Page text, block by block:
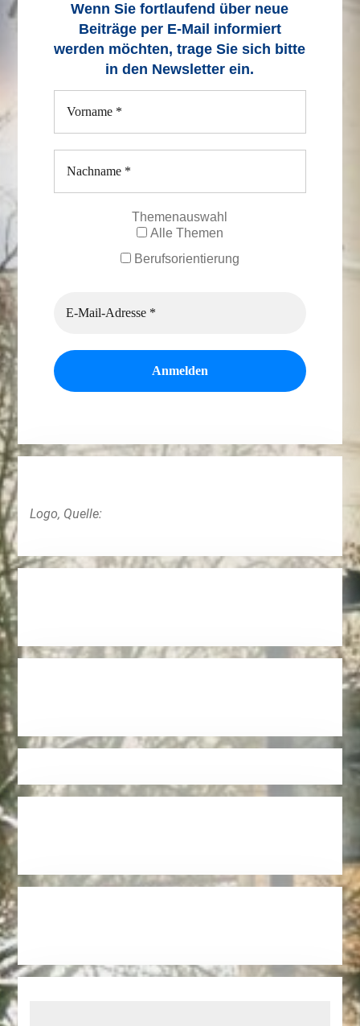
Wenn Sie fortlaufend über neue
Beiträge per E-Mail informiert
werden möchten, trage Sie sich bitte
in den Newsletter ein.
Themenauswahl
Alle Themen
Berufsorientierung
Logo, Quelle: